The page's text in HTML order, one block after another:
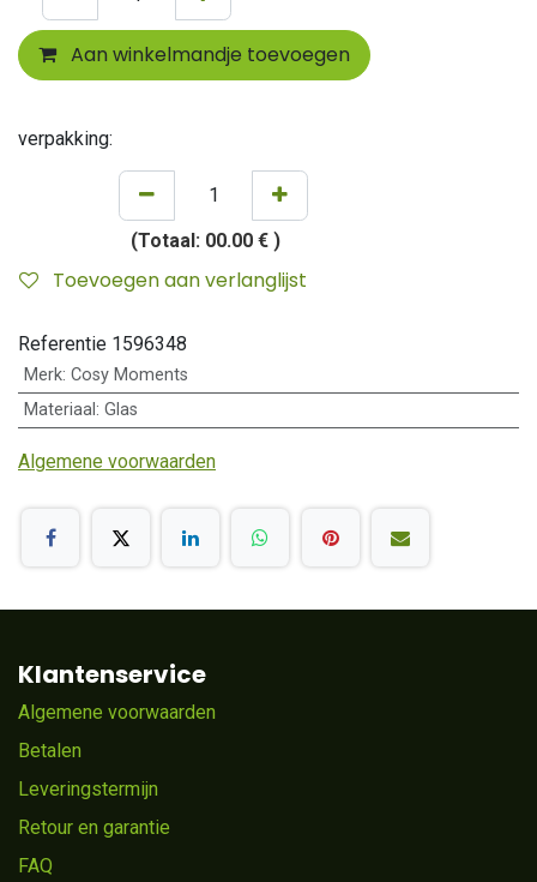
Aan winkelmandje toevoegen
verpakking:
(Totaal: 00.00 € )
Toevoegen aan verlanglijst
Referentie 1596348
Merk: Cosy Moments
Materiaal : Glas
Algemene voorwaarden
Klantenservice
Algemene voorwaarden
Betalen
Leveringstermijn
Retour en garantie
FAQ